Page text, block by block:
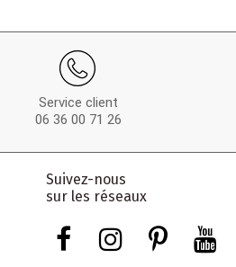
Service client
06 36 00 71 26
Suivez-nous
sur les réseaux